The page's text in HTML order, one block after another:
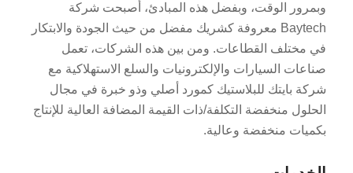
وبمرور الوقت، وبفضل هذه المبادئ، أصبحت شركة
Baytech معروفة كشريك مفضل من حيث الجودة والابتكار
في مختلف القطاعات. ومن بين هذه الشركات، تعمل
صناعات السيارات والإلكترونيات والسلع الاستهلاكية مع
شركة بايتك للبلاستيك كمورد أصلي وذو خبرة في مجال
الحلول منخفضة التكلفة/ذات القيمة المضافة العالية للإنتاج
بكميات منخفضة وعالية.